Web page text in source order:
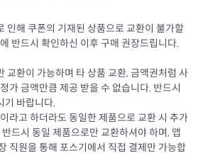
인해 쿠폰의 기재된 상품으로 교환이 불가할
반드시 확인하신 이후 구매 권장드립니다.
교환이 가능하며 타 상품 교환, 금액권처럼 사
가 금액만큼 제공 받을 수 없습니다. 반드시
기 바랍니다.
라고 하더라도 동일한 제품으로 교환 시 추가
드시 동일 제품으로만 교환하셔야 하며, 앱
직원을 통해 포스기에서 직접 결제만 가능합